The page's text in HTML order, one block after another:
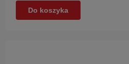
Do koszyka